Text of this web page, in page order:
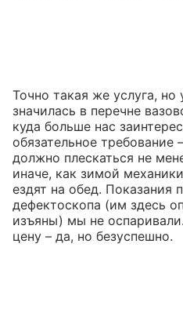
Точно такая же услуга, но
значилась в перечне
куда больше нас
обязательное требование
должно плескаться не
иначе, как зимой
ездят на обед. Показания
дефектоскопа (им здесь
изъяны) мы не
цену – да, но безуспешно.